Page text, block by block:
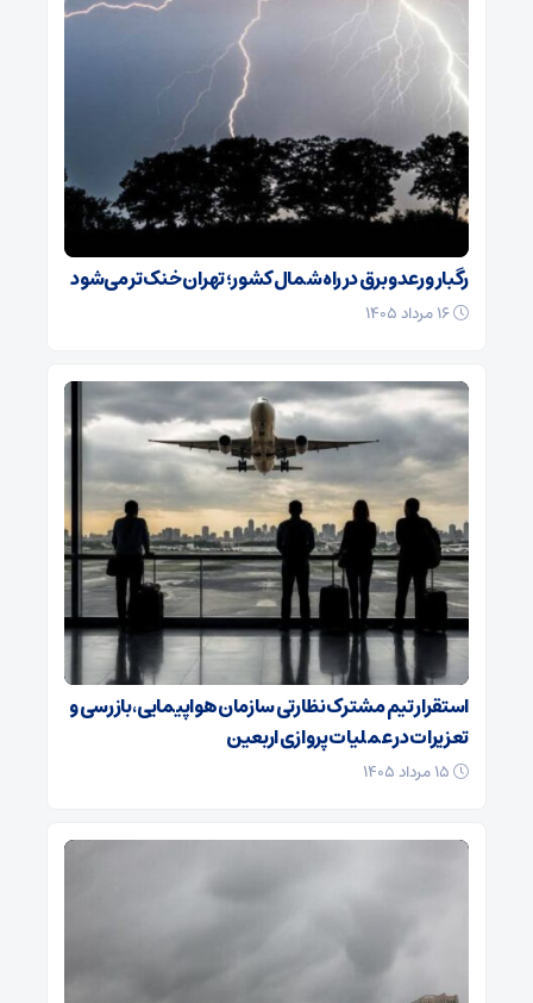
رگبار و رعدوبرق در راه شمال کشور؛ تهران خنک‌تر می‌شود
استقرار تیم مشترک نظارتی سازمان هواپیمایی، بازرسی و
تعزیرات در عملیات پروازی اربعین